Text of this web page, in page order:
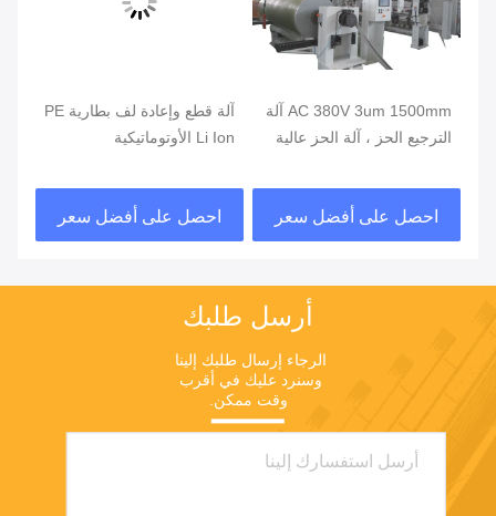
AC 380V 3um 1500mm آلة
الترجيع الحز ، آلة الحز عالية
احصل على أفضل سعر
آلة قطع وإعادة لف بطارية PE
Li Ion الأوتوماتيكية
احصل على أفضل سعر
أرسل طلبك
وقت ممكن.